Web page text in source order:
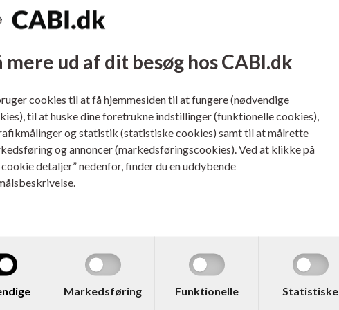
mere ud af dit besøg hos CABI.dk
cookies til at få hjemmesiden til at fungere (nødvendige
til at huske dine foretrukne indstillinger (funktionelle cookies),
og statistik (statistiske cookies) samt til at målrette
og annoncer (markedsføringscookies). Ved at klikke på
cookie detaljer” nedenfor, finder du en uddybende
Markedsføring Funktionelle Statistiske
272,00 DKK 71,00
LC-3213C Blækpatron
Varenr. LC3213M
Brother LC-3213M Blækpatron